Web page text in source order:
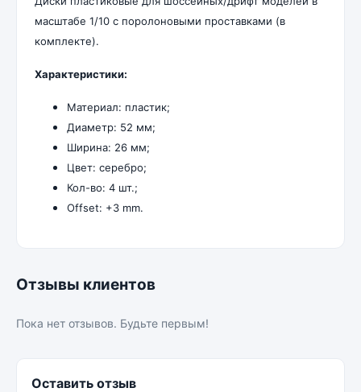
масштабе 1/10 c поролоновыми проставками (в
комплекте).
Характеристики:
Материал: пластик;
Диаметр: 52 мм;
Ширина: 26 мм;
Цвет: серебро;
Кол-во: 4 шт.;
Offset: +3 mm.
Отзывы клиентов
Пока нет отзывов. Будьте первым!
Оставить отзыв